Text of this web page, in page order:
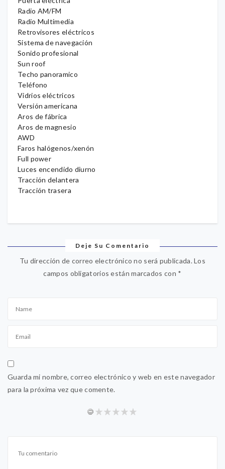
Radio AM/FM
Radio Multimedia
Retrovisores eléctricos
Sistema de navegación
Sonido profesional
Sun roof
Techo panoramico
Teléfono
Vidrios eléctricos
Versión americana
Aros de fábrica
Aros de magnesio
AWD
Faros halógenos/xenón
Full power
Luces encendido diurno
Tracción delantera
Tracción trasera
Deje Su Comentario
Tu dirección de correo electrónico no será publicada.Los
campos obligatorios están marcados con *
Guarda mi nombre, correo electrónico y web en este navegador
para la próxima vez que comente.